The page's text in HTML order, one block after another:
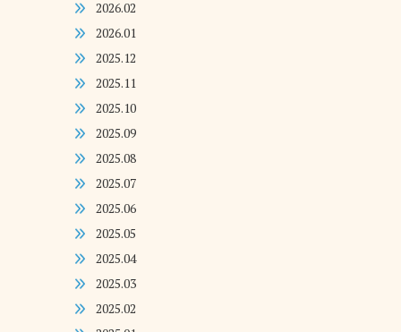
2026.02
2026.01
2025.12
2025.11
2025.10
2025.09
2025.08
2025.07
2025.06
2025.05
2025.04
2025.03
2025.02